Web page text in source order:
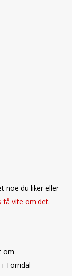
noe du liker eller
få vite om det.
om
Torridal